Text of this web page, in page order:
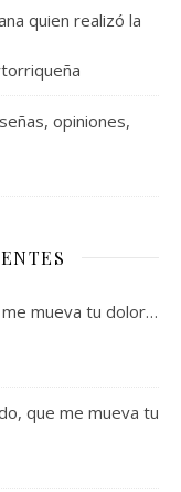
quien realizó la
opiniones,
mueva tu dolor…
que me mueva tu